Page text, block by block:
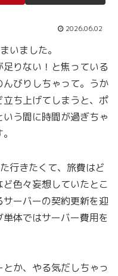
2026.06.02
いました。
りない！と焦っている
びりしちゃって。うか
ち上げてしまうと、ポ
う間に時間が過ぎちゃ
行きたくて、旅費はど
色々妄想していたとこ
ーバーの契約更新を迎
体ではサーバー費用を
か、やる気だしちゃっ